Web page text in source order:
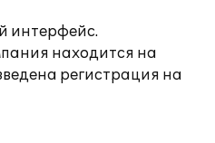
интерфейс.
находится на
регистрация на